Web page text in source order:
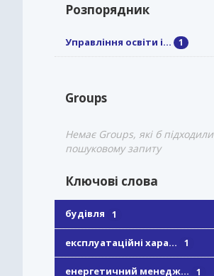
Розпорядник
Управління освіти і... 1
Groups
Немає Groups, які б підходили
пошуковому запиту
Ключові слова
будівля 1
експлуатаційні хара... 1
енергетичний менедж... 1